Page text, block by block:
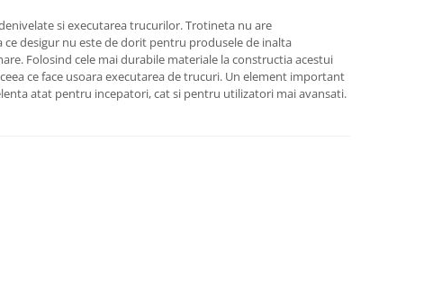
si executarea trucurilor. Trotineta nu are
desigur nu este de dorit pentru produsele de inalta
Folosind cele mai durabile materiale la constructia acestui
ce face usoara executarea de trucuri. Un element important
atat pentru incepatori, cat si pentru utilizatori mai avansati.